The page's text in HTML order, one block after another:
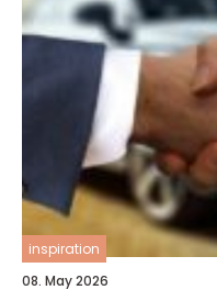
inspiration
08. May 2026